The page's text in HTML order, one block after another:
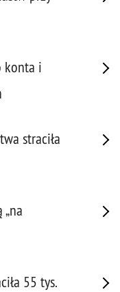
konta i
straciła
55 tys.